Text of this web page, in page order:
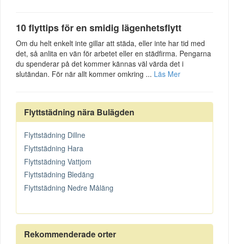
10 flyttips för en smidig lägenhetsflytt
Om du helt enkelt inte gillar att städa, eller inte har tid med
det, så anlita en vän för arbetet eller en städfirma. Pengarna
du spenderar på det kommer kännas väl värda det i
slutändan. För när allt kommer omkring ... Läs Mer
Flyttstädning nära Bulägden
Flyttstädning Dillne
Flyttstädning Hara
Flyttstädning Vattjom
Flyttstädning Bledäng
Flyttstädning Nedre Måläng
Rekommenderade orter